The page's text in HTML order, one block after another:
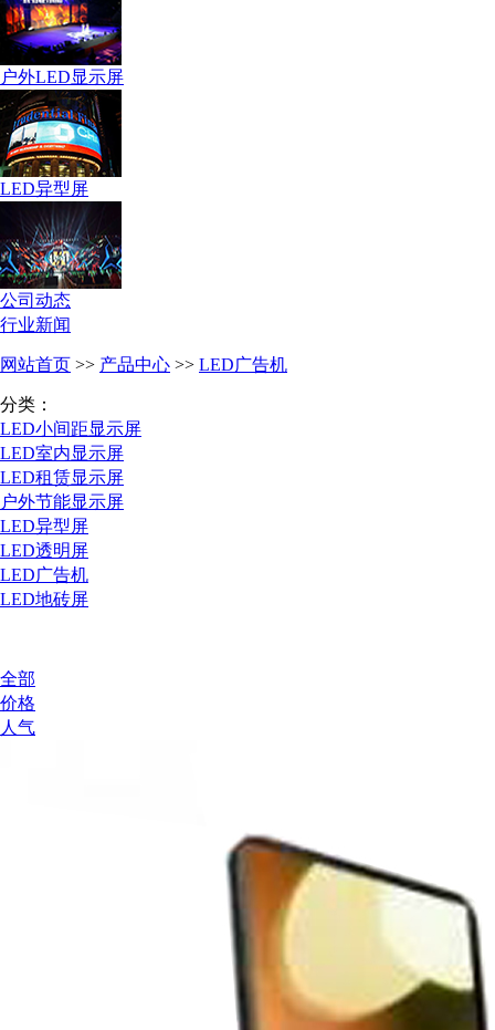
户外LED显示屏
LED异型屏
公司动态
行业新闻
网站首页 >> 产品中心 >> LED广告机
分类：
LED小间距显示屏
LED室内显示屏
LED租赁显示屏
户外节能显示屏
LED异型屏
LED透明屏
LED广告机
LED地砖屏
全部
价格
人气